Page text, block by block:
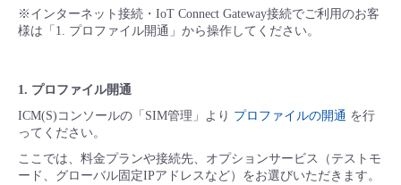
※インターネット接続・IoT Connect Gateway接続でご利用のお客
様は「1. プロファイル開通」から操作してください。
1. プロファイル開通
ICM(S)コンソールの「SIM管理」より プロファイルの開通 を行
ってください。
ここでは、料金プランや接続先、オプションサービス（テストモ
ード、グローバル固定IPアドレスなど）をお選びいただきます。